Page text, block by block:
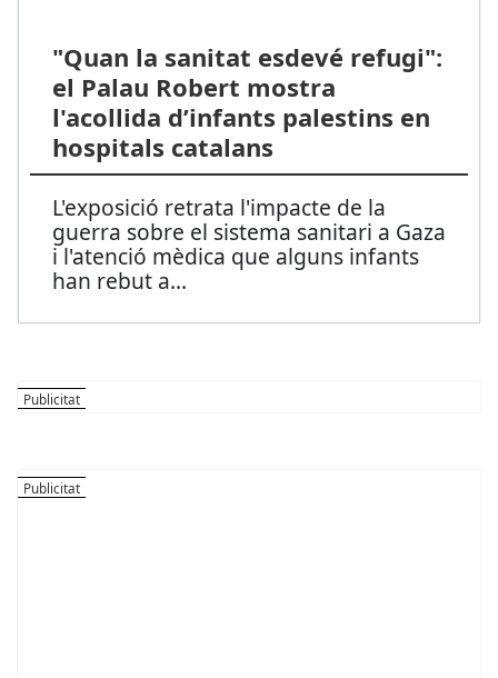
"Quan la sanitat esdevé refugi":
el Palau Robert mostra
l'acollida d’infants palestins en
hospitals catalans
L'exposició retrata l'impacte de la
guerra sobre el sistema sanitari a Gaza
i l'atenció mèdica que alguns infants
han rebut a...